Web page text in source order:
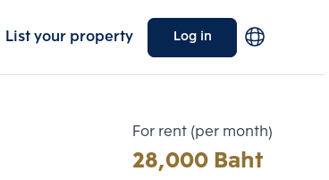
List your property Log in
For rent (per month)
28,000 Baht